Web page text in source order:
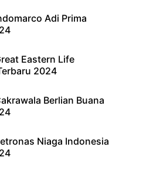
Adi Prima
Eastern Life
2024
Berlian Buana
Niaga Indonesia